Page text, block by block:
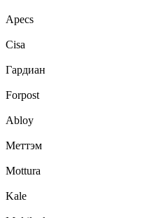
Apecs
Cisa
Гардиан
Forpost
Abloy
Меттэм
Mottura
Kale